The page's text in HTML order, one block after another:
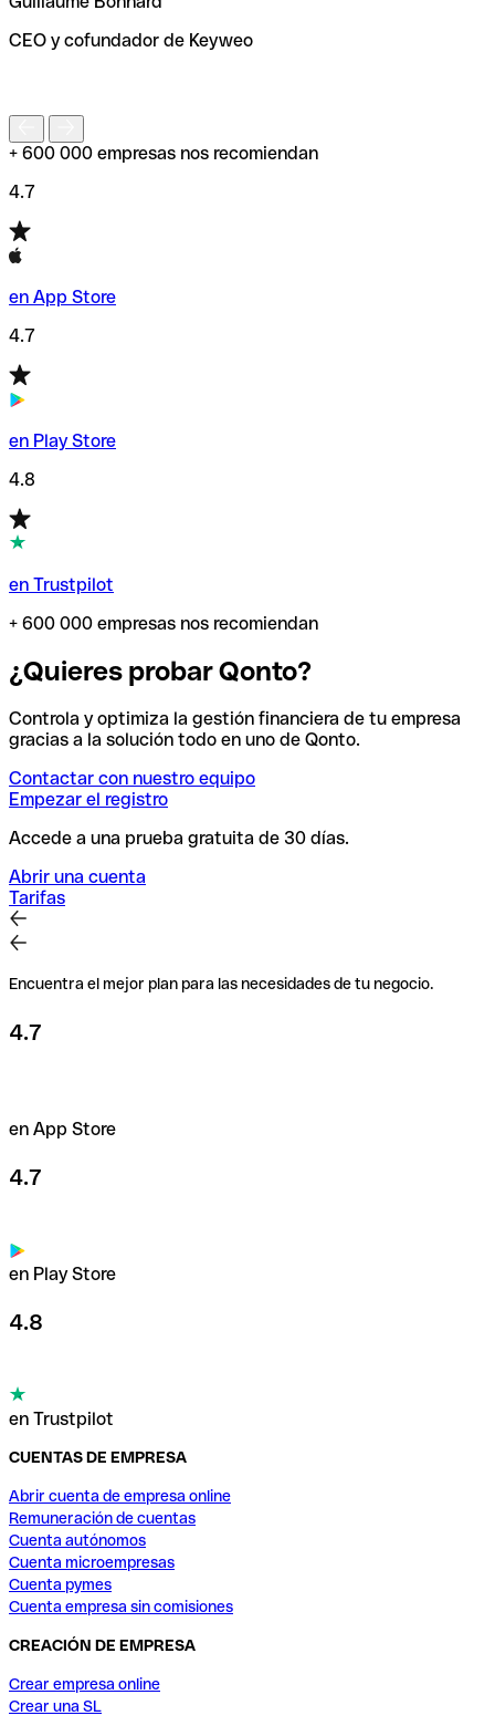
de enviar tu transferencia.
CEO y cofundador de Keyweo
+ 600 000 empresas nos recomiendan
4.7
en App Store
4.7
en Play Store
4.8
en Trustpilot
+ 600 000 empresas nos recomiendan
¿Quieres probar Qonto?
Controla y optimiza la gestión financiera de tu empresa
gracias a la solución todo en uno de Qonto.
Contactar con nuestro equipo
Empezar el registro
Accede a una prueba gratuita de 30 días.
Abrir una cuenta
Tarifas
Encuentra el mejor plan para las necesidades de tu negocio.
4.7
en App Store
4.7
en Play Store
4.8
en Trustpilot
CUENTAS DE EMPRESA
Abrir cuenta de empresa online
Remuneración de cuentas
Cuenta autónomos
Cuenta microempresas
Cuenta pymes
Cuenta empresa sin comisiones
CREACIÓN DE EMPRESA
Crear empresa online
Crear una SL